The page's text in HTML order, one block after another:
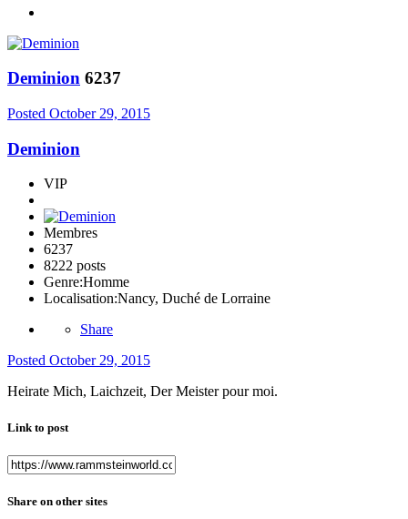
Deminion 6237
Posted October 29, 2015
Deminion
VIP
Membres
6237
8222 posts
Genre:Homme
Localisation:Nancy, Duché de Lorraine
Share
Posted October 29, 2015
Heirate Mich, Laichzeit, Der Meister pour moi.
Link to post
Share on other sites